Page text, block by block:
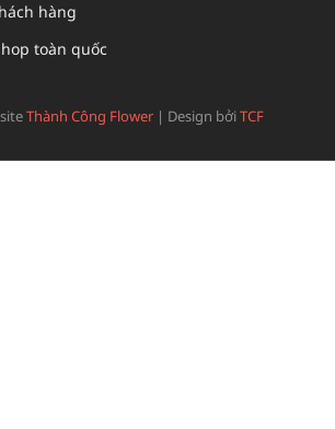
hàng
toàn quốc
Thành Công Flower | Design bởiTCF